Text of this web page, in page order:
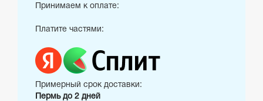
Принимаем к оплате:
Платите частями:
Примерный срок доставки:
Пермь до 2 дней